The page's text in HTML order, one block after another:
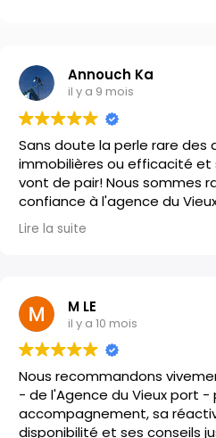
Annouch Ka
il y a 9 mois
Sans doute la perle rare des
immobilières ou efficacité et
vont de pair! Nous sommes
confiance à l'agence du
l'acquisition de notre
Mme Maiche nous a
d'écoute.
Un grand Merci.
Lire la suite
M LE
il y a 10 mois
Nous recommandons
- de l'Agence du Vieux port -
accompagnement, sa
disponibilité et ses conseils